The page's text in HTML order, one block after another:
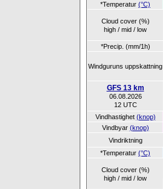
*Temperatur (°C)
Cloud cover (%)
high / mid / low
*Precip. (mm/1h)
Windguruns uppskattning
GFS 13 km
06.08.2026
12 UTC
Vindhastighet (knop)
Vindbyar (knop)
Vindriktning
*Temperatur (°C)
Cloud cover (%)
high / mid / low